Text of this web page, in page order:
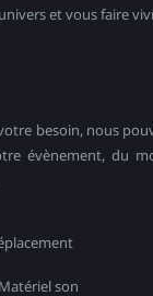
et vous faire
besoin, nous
évènement, du
Matériel son